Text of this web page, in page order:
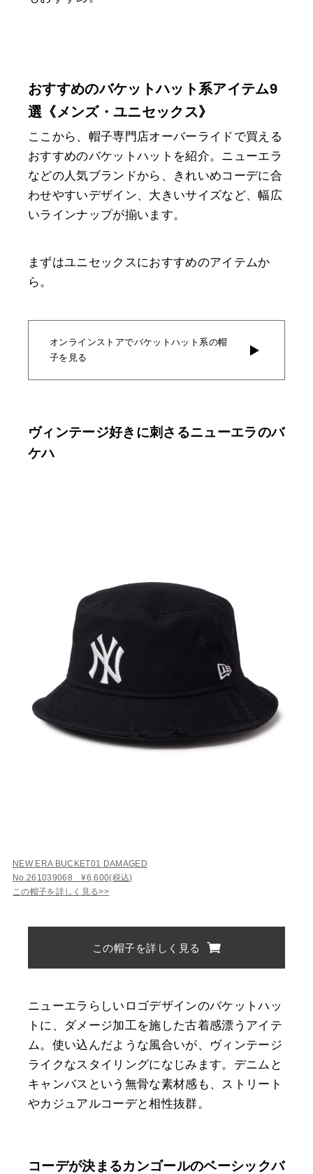
おすすめのバケットハット系アイテム9
選《メンズ・ユニセックス》
ここから、帽子専門店オーバーライドで買える
おすすめのバケットハットを紹介。ニューエラ
などの人気ブランドから、きれいめコーデに合
わせやすいデザイン、大きいサイズなど、幅広
いラインナップが揃います。
まずはユニセックスにおすすめのアイテムか
ら。
オンラインストアでバケットハット系の帽
子を見る
ヴィンテージ好きに刺さるニューエラのバ
ケハ
NEW ERA BUCKET01 DAMAGED
No.261039068 ¥6,600(税込)
この帽子を詳しく見る>>
この帽子を詳しく見る
ニューエラらしいロゴデザインのバケットハッ
トに、ダメージ加工を施した古着感漂うアイテ
ム。使い込んだような風合いが、ヴィンテージ
ライクなスタイリングになじみます。デニムと
キャンバスという無骨な素材感も、ストリート
やカジュアルコーデと相性抜群。
コーデが決まるカンゴールのベーシックバ